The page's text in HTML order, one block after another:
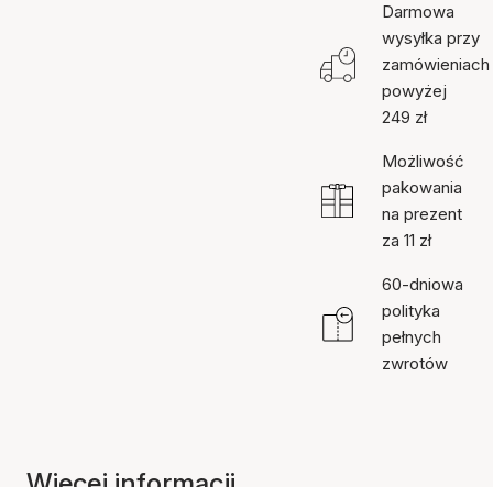
Darmowa
wysyłka przy
zamówieniach
powyżej
249 zł
Możliwość
pakowania
na prezent
za 11 zł
60-dniowa
polityka
pełnych
zwrotów